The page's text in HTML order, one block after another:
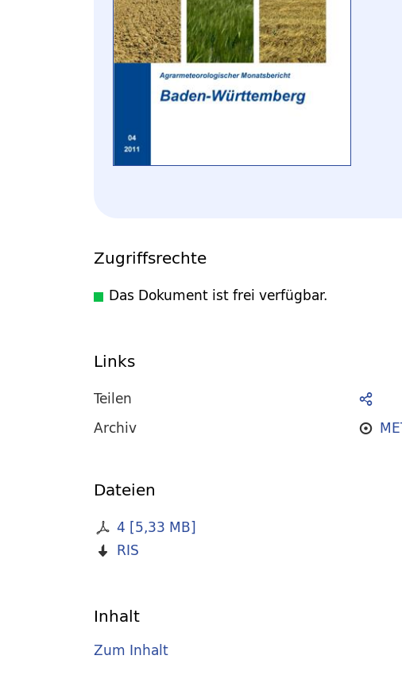
Zugriffsrechte
Das Dokument ist frei verfügbar.
Links
Teilen
Archiv
Dateien
4 [5,33 MB]
RIS
Inhalt
Zum Inhalt